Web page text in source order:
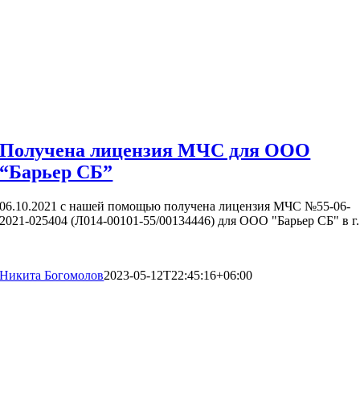
Получена лицензия МЧС для ООО
“Барьер СБ”
06.10.2021 с нашей помощью получена лицензия МЧС №55-06-
2021-025404 (Л014-00101-55/00134446) для ООО "Барьер СБ" в г.
Никита Богомолов2023-05-12T22:45:16+06:00